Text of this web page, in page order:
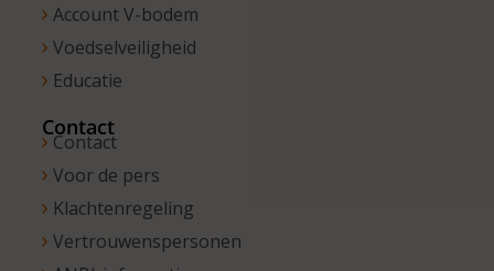
Account V-bodem
Voedselveiligheid
Educatie
Contact
Contact
Voor de pers
Klachtenregeling
Vertrouwenspersonen